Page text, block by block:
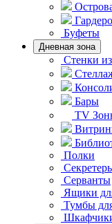
Буфеты
Дневная зона
Стенки
Бары
TV
Полки
Серванты
Ящики
Тумбы